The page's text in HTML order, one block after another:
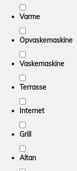
Varme
Opvaskemaskine
Vaskemaskine
Terrasse
Internet
Grill
Altan